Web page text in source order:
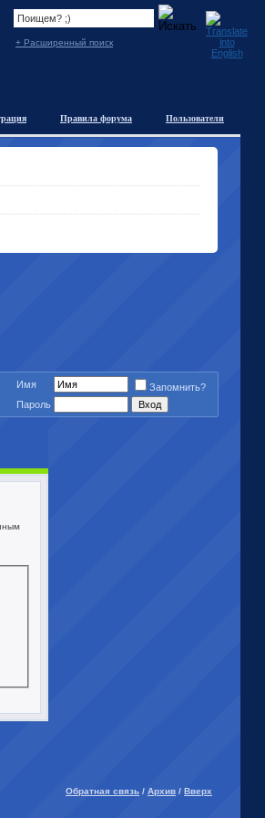
+ Расширенный поиск
Пользователи
Правила форума
Имя
Запомнить?
Пароль
Обратная связь / Архив / Вверх